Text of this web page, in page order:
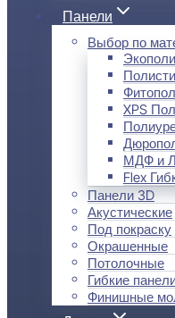
Панели
Выбор по
XPS
МДФ и
Flex
Панели 3D
Акустические
Под покраску
Окрашенные
Потолочные
Гибкие
Финишные